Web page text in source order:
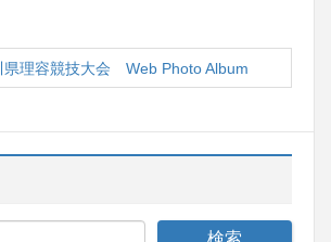
県理容競技大会 Web Photo Album